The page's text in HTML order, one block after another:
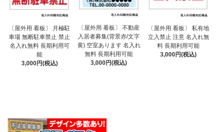
〔屋外用 看板〕 月極駐
車場 無断駐車禁止 禁止
名入れ無料 長期利用可
能
3,000円(税込)
〔屋外用 看板〕 不動産
入居者募集(背景赤/文字
黄) 空室あります 名入れ
無料 長期利用可能
3,000円(税込)
〔屋外用 看板〕 私有地
立入禁止 注意 名入れ無
料 長期利用可能
3,000円(税込)